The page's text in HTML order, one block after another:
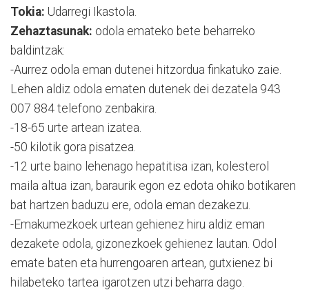
Tokia: Udarregi Ikastola.
Zehaztasunak: odola emateko bete beharreko
baldintzak:
-Aurrez odola eman dutenei hitzordua finkatuko zaie.
Lehen aldiz odola ematen dutenek dei dezatela 943
007 884 telefono zenbakira.
-18-65 urte artean izatea.
-50 kilotik gora pisatzea.
-12 urte baino lehenago hepatitisa izan, kolesterol
maila altua izan, baraurik egon ez edota ohiko botikaren
bat hartzen baduzu ere, odola eman dezakezu.
-Emakumezkoek urtean gehienez hiru aldiz eman
dezakete odola, gizonezkoek gehienez lautan. Odol
emate baten eta hurrengoaren artean, gutxienez bi
hilabeteko tartea igarotzen utzi beharra dago.